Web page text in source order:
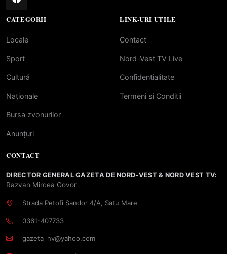
CATEGORII
Locale
Sport
Cultură
Naționale
Bursa zvonurilor
Anunțuri
LINK-URI UTILE
Contact
Nord-Vest TV Live
Confidentialitate
Termeni si Conditii
CONTACT
DIRECTOR GENERAL GAZETA DE NORD-VEST & NORD VEST TV:
Razvan Mircea Govor
Strada Petofi Sandor 4/A, Satu Mare
0361-407733
gazeta_nv@yahoo.com